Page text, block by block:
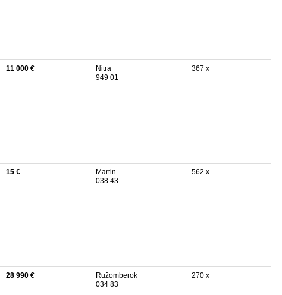
11 000 €
Nitra
949 01
367 x
15 €
Martin
038 43
562 x
28 990 €
Ružomberok
034 83
270 x